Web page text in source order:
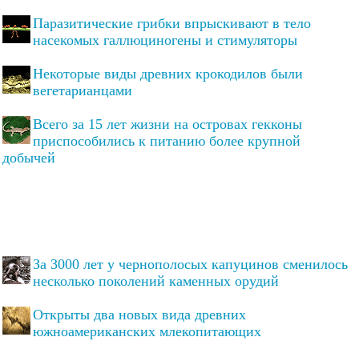
Паразитические грибки впрыскивают в тело
насекомых галлюциногены и стимуляторы
Некоторые виды древних крокодилов были
вегетарианцами
Всего за 15 лет жизни на островах гекконы
приспособились к питанию более крупной
добычей
За 3000 лет у чернополосых капуцинов сменилось
несколько поколений каменных орудий
Открыты два новых вида древних
южноамериканских млекопитающих